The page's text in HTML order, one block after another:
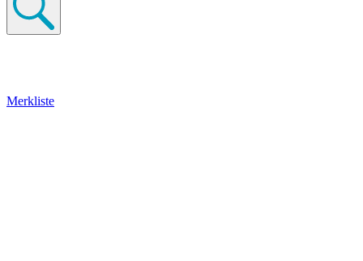
Merkliste